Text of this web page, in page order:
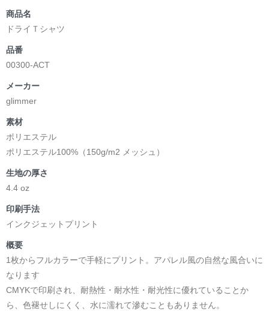
商品名
ドライＴシャツ
品番
00300-ACT
メーカー
glimmer
素材
ポリエステル
ポリエステル100%（150g/m2 メッシュ）
生地の厚さ
4.4 oz
印刷手法
インクジェットプリント
概要
1枚からフルカラーで手軽にプリント。アパレル風の自然な風合いに
なります
CMYKで印刷され、耐熱性・耐水性・耐光性に優れていることか
ら、色褪せしにくく、水に濡れて滲むこともありません。